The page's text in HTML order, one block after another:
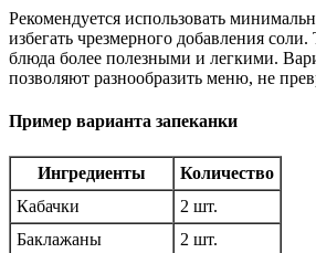
Рекомендуется использовать
избегать чрезмерного добавления соли.
блюда более полезными и легкими.
позволяют разнообразить меню, не
Пример варианта запеканки
Ингредиенты
Количество
Кабачки
2 шт.
Баклажаны
2 шт.